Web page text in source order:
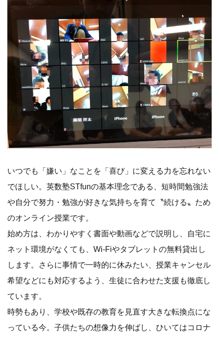
いつでも「嫌い」なことを「喜び」に変える力を忘れない
でほしい。英数塾STfunの基本理念である、短時間勉強法
や自分で努力・勉強が好きな気持ちを育て〝続ける〟ため
のオンライン授業です。
始め方は、わかりやすく書面や動画などで説明し、自宅に
ネット環境がなくても、Wi-Fiやタブレットの無料貸出し
します。さらに事情で一時的に休みたい、授業キャンセル
希望などにも対応するよう、生徒に合わせた支援も徹底し
ています。
時勢もあり、学校や既存の教育を見直す大きな転換点にな
っている今。子供たちの想像力を伸ばし、ひいてはコロナ